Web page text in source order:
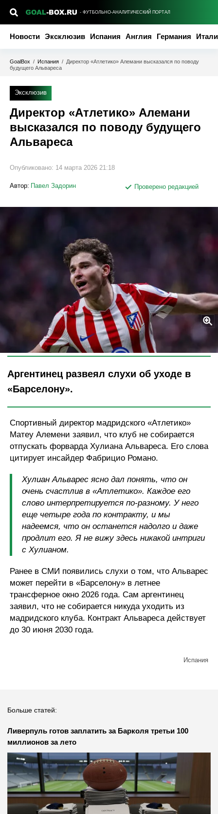
- ФУТБОЛЬНО-АНАЛИТИЧЕСКИЙ ПОРТАЛ
Новости Эксклюзив Испания Англия Германия
GoalBox / Испания / Директор «Атлетико» Алемани высказался по поводу
будущего Альвареса
Эксклюзив
Директор «Атлетико» Алемани
высказался по поводу будущего
Альвареса
Опубликовано: 14 марта 2026 21:18
Автор: Павел Задорин Проверено редакцией
Legion-Media
Аргентинец развеял слухи об уходе в
«Барселону».
Спортивный директор мадридского «Атлетико»
Матеу Алемени заявил, что клуб не собирается
отпускать форварда Хулиана Альвареса. Его слова
цитирует инсайдер Фабрицио Романо.
Хулиан Альварес ясно дал понять, что он
очень счастлив в «Атлетико». Каждое его
слово интерпретируется по-разному. У него
еще четыре года по контракту, и мы
надеемся, что он останется надолго и даже
продлит его. Я не вижу здесь никакой интриги
с Хулианом.
Ранее в СМИ появились слухи о том, что Альварес
может перейти в «Барселону» в летнее
трансферное окно 2026 года. Сам аргентинец
заявил, что не собирается никуда уходить из
мадридского клуба. Контракт Альвареса действует
до 30 июня 2030 года.
Испания
Больше статей:
Ливерпуль готов заплатить за Барколя третьи 100
миллионов за лето